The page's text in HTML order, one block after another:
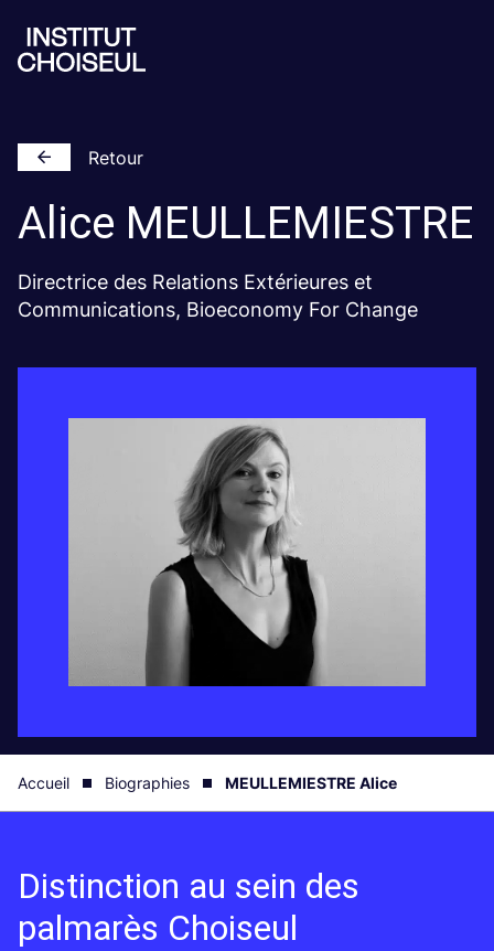
Retour
Alice MEULLEMIESTRE
Directrice des Relations Extérieures et
Communications, Bioeconomy For Change
Accueil Biographies MEULLEMIESTRE Alice
Distinction au sein des
palmarès Choiseul